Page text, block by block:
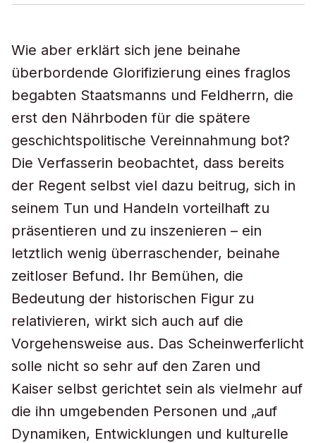
Wie aber erklärt sich jene beinahe
überbordende Glorifizierung eines fraglos
begabten Staatsmanns und Feldherrn, die
erst den Nährboden für die spätere
geschichtspolitische Vereinnahmung bot?
Die Verfasserin beobachtet, dass bereits
der Regent selbst viel dazu beitrug, sich in
seinem Tun und Handeln vorteilhaft zu
präsentieren und zu inszenieren – ein
letztlich wenig überraschender, beinahe
zeitloser Befund. Ihr Bemühen, die
Bedeutung der historischen Figur zu
relativieren, wirkt sich auch auf die
Vorgehensweise aus. Das Scheinwerferlicht
solle nicht so sehr auf den Zaren und
Kaiser selbst gerichtet sein als vielmehr auf
die ihn umgebenden Personen und „auf
Dynamiken, Entwicklungen und kulturelle